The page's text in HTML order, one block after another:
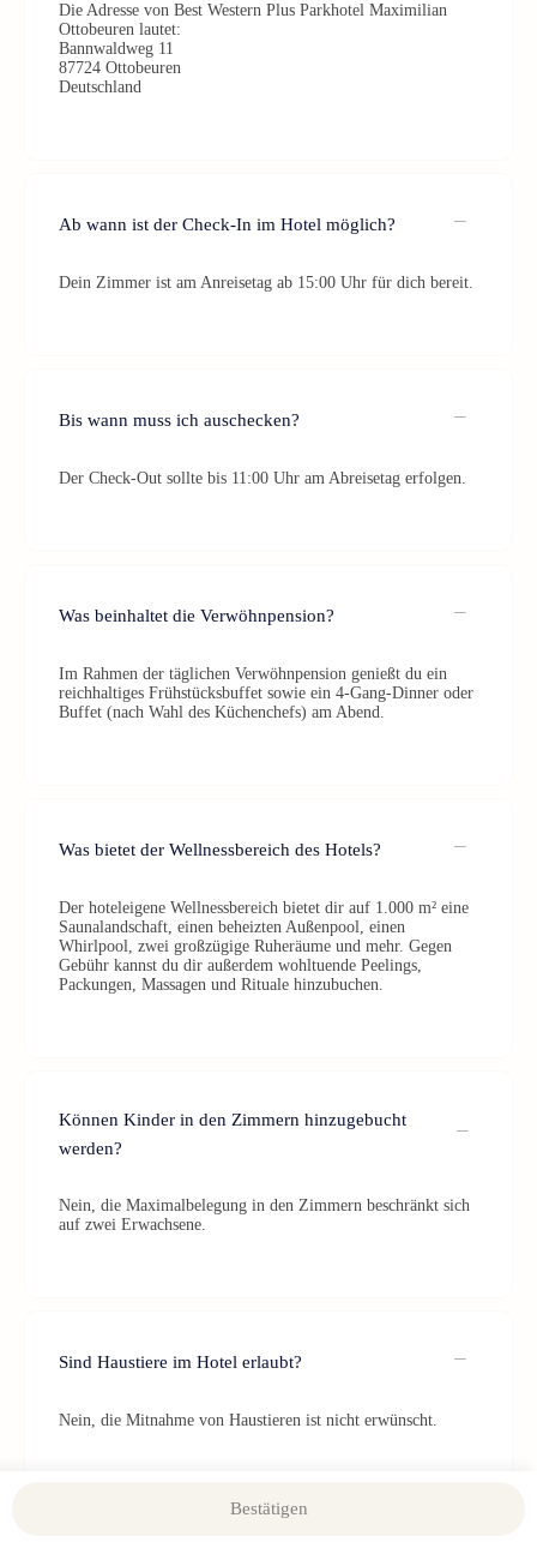
Bestätigen
Die Adresse von Best Western Plus Parkhotel Maximilian
Ottobeuren lautet:
Bannwaldweg 11
87724 Ottobeuren
Deutschland
Ab wann ist der Check-In im Hotel möglich?
Dein Zimmer ist am Anreisetag ab 15:00 Uhr für dich bereit.
Bis wann muss ich auschecken?
Der Check-Out sollte bis 11:00 Uhr am Abreisetag erfolgen.
Was beinhaltet die Verwöhnpension?
Im Rahmen der täglichen Verwöhnpension genießt du ein
reichhaltiges Frühstücksbuffet sowie ein 4-Gang-Dinner oder
Buffet (nach Wahl des Küchenchefs) am Abend.
Was bietet der Wellnessbereich des Hotels?
Der hoteleigene Wellnessbereich bietet dir auf 1.000 m² eine
Saunalandschaft, einen beheizten Außenpool, einen
Whirlpool, zwei großzügige Ruheräume und mehr. Gegen
Gebühr kannst du dir außerdem wohltuende Peelings,
Packungen, Massagen und Rituale hinzubuchen.
Können Kinder in den Zimmern hinzugebucht
werden?
Nein, die Maximalbelegung in den Zimmern beschränkt sich
auf zwei Erwachsene.
Sind Haustiere im Hotel erlaubt?
Nein, die Mitnahme von Haustieren ist nicht erwünscht.